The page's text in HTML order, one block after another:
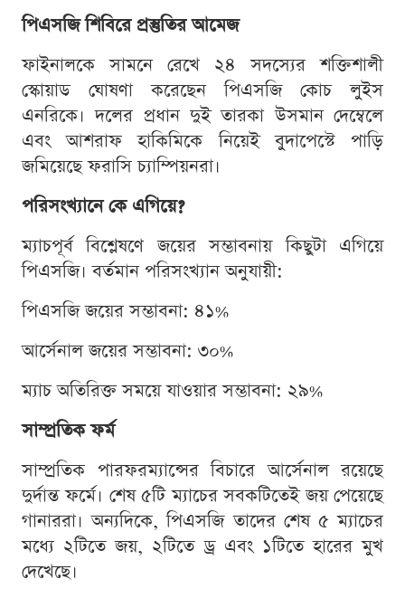
পিএসজি শিবিরে প্রস্তুতির আমেজ
ফাইনালকে সামনে রেখে ২৪ সদস্যের শক্তিশালী
স্কোয়াড ঘোষণা করেছেন পিএসজি কোচ লুইস
এনরিকে। দলের প্রধান দুই তারকা উসমান দেম্বেলে
এবং আশরাফ হাকিমিকে নিয়েই বুদাপেস্টে পাড়ি
জমিয়েছে ফরাসি চ্যাম্পিয়নরা।
পরিসংখ্যানে কে এগিয়ে?
ম্যাচপূর্ব বিশ্লেষণে জয়ের সম্ভাবনায় কিছুটা এগিয়ে
পিএসজি। বর্তমান পরিসংখ্যান অনুযায়ী:
পিএসজি জয়ের সম্ভাবনা: ৪১%
আর্সেনাল জয়ের সম্ভাবনা: ৩০%
ম্যাচ অতিরিক্ত সময়ে যাওয়ার সম্ভাবনা: ২৯%
সাম্প্রতিক ফর্ম
সাম্প্রতিক পারফরম্যান্সের বিচারে আর্সেনাল রয়েছে
দুর্দান্ত ফর্মে। শেষ ৫টি ম্যাচের সবকটিতেই জয় পেয়েছে
গানাররা। অন্যদিকে, পিএসজি তাদের শেষ ৫ ম্যাচের
মধ্যে ২টিতে জয়, ২টিতে ড্র এবং ১টিতে হারের মুখ
দেখেছে।